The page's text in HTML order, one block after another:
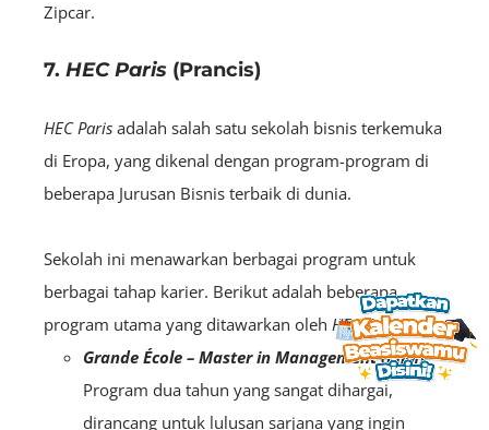
Zipcar.
7. HEC Paris (Prancis)
HEC Paris adalah salah satu sekolah bisnis terkemuka
di Eropa, yang dikenal dengan program-program di
beberapa Jurusan Bisnis terbaik di dunia.
Sekolah ini menawarkan berbagai program untuk
berbagai tahap karier. Berikut adalah beberapa
program utama yang ditawarkan oleh HEC Paris:
Grande École – Master in Management (MiM):
Program dua tahun yang sangat dihargai,
dirancang untuk lulusan sarjana yang ingin